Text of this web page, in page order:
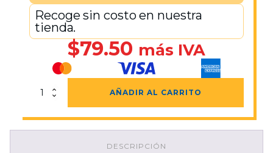
Recoge sin costo en nuestra
tienda.
$79.50 más IVA
Caja
AÑADIR AL CARRITO
DESCRIPCIÓN